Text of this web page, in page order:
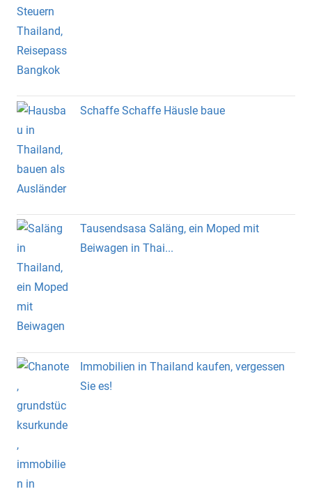
Schaffe Schaffe Häusle baue
Tausendsasa Saläng, ein Moped mit
Beiwagen in Thai...
Immobilien in Thailand kaufen, vergessen
Sie es!